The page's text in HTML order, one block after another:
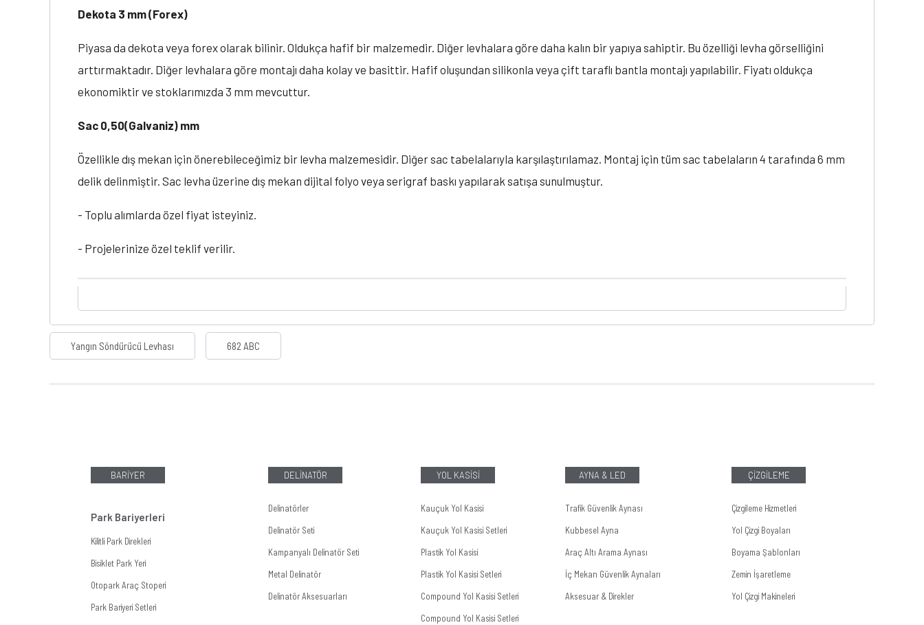
Dekota 3 mm (Forex)
Piyasa da dekota veya forex olarak bilinir. Oldukça hafif bir malzemedir. Diğer levhalara göre daha kalın bir yapıya sahiptir. Bu özelliği levha görselliğini
arttırmaktadır. Diğer levhalara göre montajı daha kolay ve basittir. Hafif oluşundan silikonla veya çift taraflı bantla montajı yapılabilir. Fiyatı oldukça
ekonomiktir ve stoklarımızda 3 mm mevcuttur.
Sac 0,50(Galvaniz) mm
Özellikle dış mekan için önerebileceğimiz bir levha malzemesidir. Diğer sac tabelalarıyla karşılaştırılamaz. Montaj için tüm sac tabelaların 4 tarafında 6 mm
delik delinmiştir. Sac levha üzerine dış mekan dijital folyo veya serigraf baskı yapılarak satışa sunulmuştur.
- Toplu alımlarda özel fiyat isteyiniz.
- Projelerinize özel teklif verilir.
Yangın Söndürücü Levhası 682 ABC
BARİYER
Park Bariyerleri
Kilitli Park Direkleri
Bisiklet Park Yeri
Otopark Araç Stoperi
Park Bariyeri Setleri
DELİNATÖR
Delinatörler
Delinatör Seti
Kampanyalı Delinatör Seti
Metal Delinatör
Delinatör Aksesuarları
YOL KASİSİ
Kauçuk Yol Kasisi
Kauçuk Yol Kasisi Setleri
Plastik Yol Kasisi
Plastik Yol Kasisi Setleri
Compound Yol Kasisi Setleri
Compound Yol Kasisi Setleri
AYNA & LED
Trafik Güvenlik Aynası
Kubbesel Ayna
Araç Altı Arama Aynası
İç Mekan Güvenlik Aynaları
Aksesuar & Direkler
ÇİZGİLEME
Çizgileme Hizmetleri
Yol Çizgi Boyaları
Boyama Şablonları
Zemin İşaretleme
Yol Çizgi Makineleri